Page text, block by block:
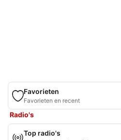
Favorieten
Favorieten en recent
Radio's
Top radio's